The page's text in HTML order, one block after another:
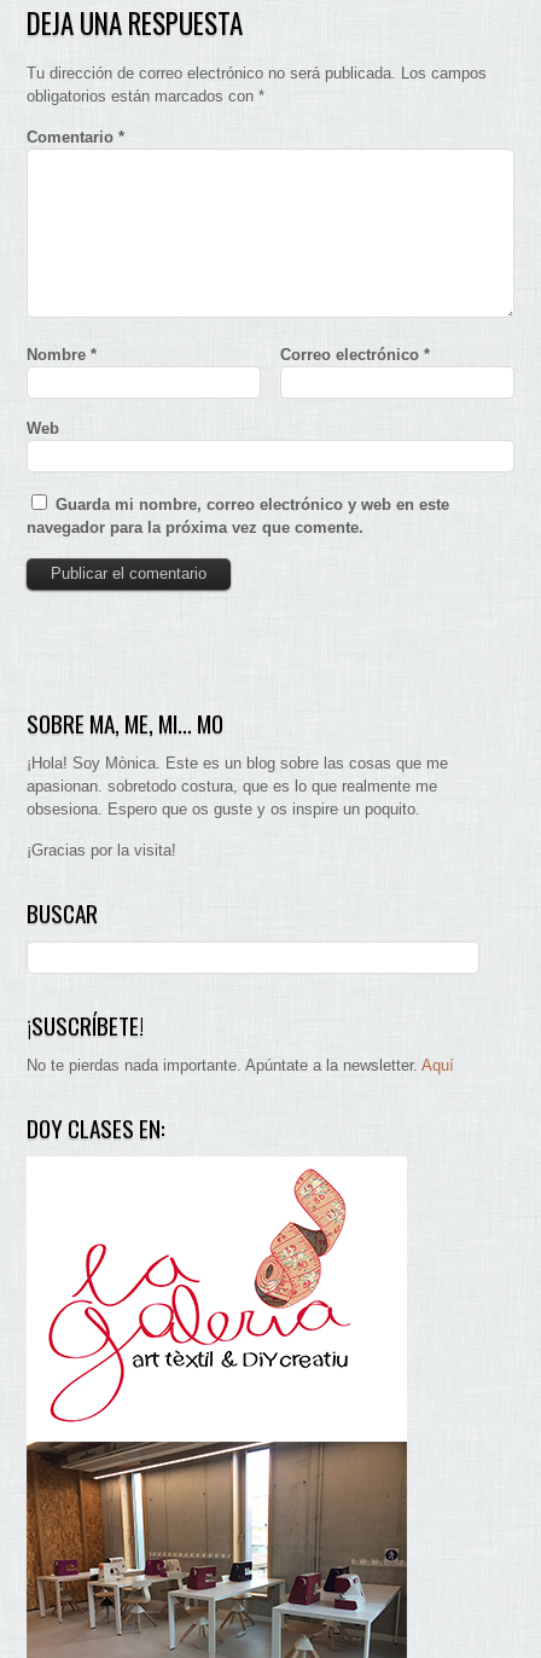
DEJA UNA RESPUESTA
Tu dirección de correo electrónico no será publicada.
Los campos
obligatorios están marcados con*
Comentario*
Nombre* Correo electrónico*
Web
Guarda mi nombre, correo electrónico y web en este
navegador para la próxima vez que comente.
SOBRE MA, ME, MI… MO
¡Hola! Soy Mònica. Este es un blog sobre las cosas que me
apasionan. sobretodo costura, que es lo que realmente me
obsesiona. Espero que os guste y os inspire un poquito.
¡Gracias por la visita!
BUSCAR
¡SUSCRÍBETE!
No te pierdas nada importante. Apúntate a la newsletter.Aquí
DOY CLASES EN: